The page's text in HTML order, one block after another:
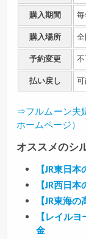
購入期間
購入場所
予約変更
払い戻し 可
⇒フルムーン夫
ホームページ）
オススメのシ
【JR東日
【JR西日
【JR東海
【レイル
金